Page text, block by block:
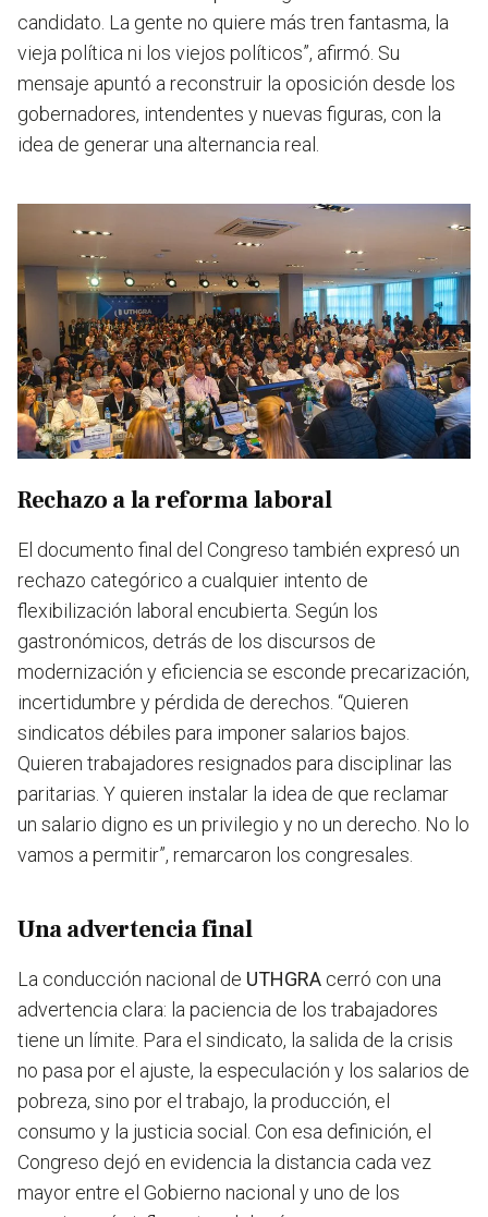
candidato. La gente no quiere más tren fantasma, la
vieja política ni los viejos políticos”, afirmó. Su
mensaje apuntó a reconstruir la oposición desde los
gobernadores, intendentes y nuevas figuras, con la
idea de generar una alternancia real.
Rechazo a la reforma laboral
El documento final del Congreso también expresó un
rechazo categórico a cualquier intento de
flexibilización laboral encubierta. Según los
gastronómicos, detrás de los discursos de
modernización y eficiencia se esconde precarización,
incertidumbre y pérdida de derechos. “Quieren
sindicatos débiles para imponer salarios bajos.
Quieren trabajadores resignados para disciplinar las
paritarias. Y quieren instalar la idea de que reclamar
un salario digno es un privilegio y no un derecho. No lo
vamos a permitir”, remarcaron los congresales.
Una advertencia final
La conducción nacional de UTHGRA cerró con una
advertencia clara: la paciencia de los trabajadores
tiene un límite. Para el sindicato, la salida de la crisis
no pasa por el ajuste, la especulación y los salarios de
pobreza, sino por el trabajo, la producción, el
consumo y la justicia social. Con esa definición, el
Congreso dejó en evidencia la distancia cada vez
mayor entre el Gobierno nacional y uno de los